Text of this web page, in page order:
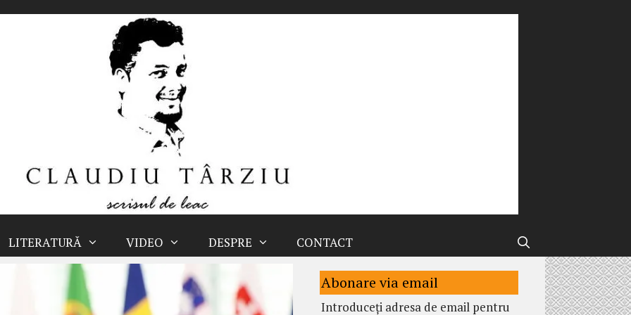
LITERATURĂ VIDEO DESPRE CONTACT
Abonare via email
Introduceți adresa de email pentru